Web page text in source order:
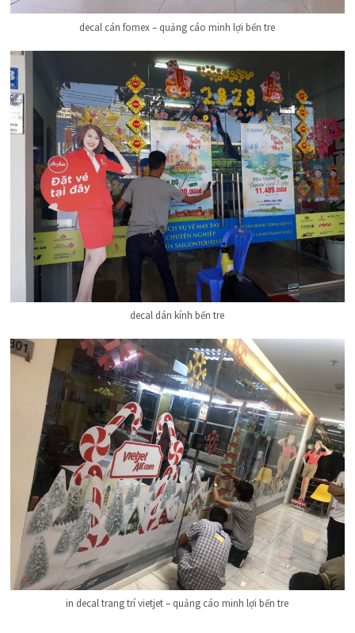
decal cán fomex – quảng cáo minh lợi bến tre
decal dán kính bến tre
in decal trang trí vietjet – quảng cáo minh lợi bến tre